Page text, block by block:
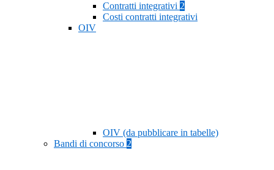
Contratti integrativi 2
Costi contratti integrativi
OIV
OIV (da pubblicare in tabelle)
Bandi di concorso 2